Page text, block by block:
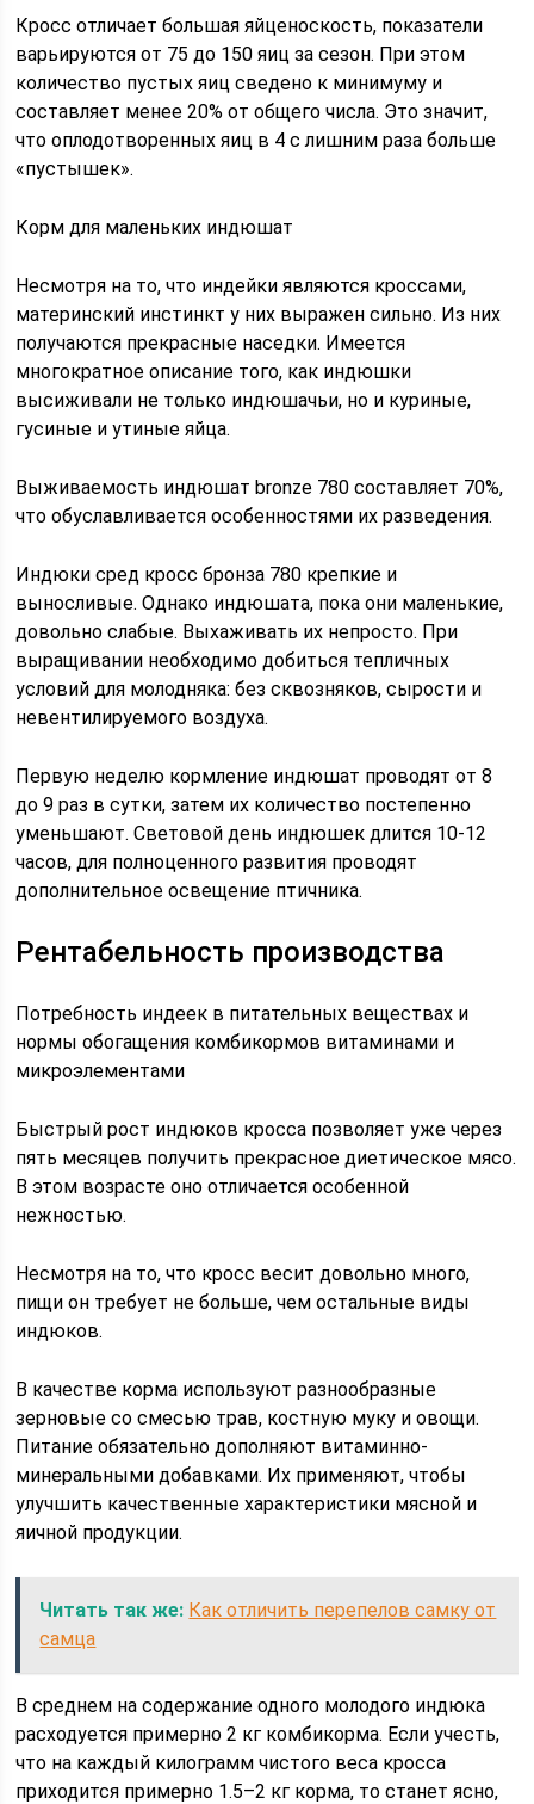
Кросс отличает большая яйценоскость, показатели
варьируются от 75 до 150 яиц за сезон. При этом
количество пустых яиц сведено к минимуму и
составляет менее 20% от общего числа. Это значит,
что оплодотворенных яиц в 4 с лишним раза больше
«пустышек».
Корм для маленьких индюшат
Несмотря на то, что индейки являются кроссами,
материнский инстинкт у них выражен сильно. Из них
получаются прекрасные наседки. Имеется
многократное описание того, как индюшки
высиживали не только индюшачьи, но и куриные,
гусиные и утиные яйца.
Выживаемость индюшат bronze 780 составляет 70%,
что обуславливается особенностями их разведения.
Индюки сред кросс бронза 780 крепкие и
выносливые. Однако индюшата, пока они маленькие,
довольно слабые. Выхаживать их непросто. При
выращивании необходимо добиться тепличных
условий для молодняка: без сквозняков, сырости и
невентилируемого воздуха.
Первую неделю кормление индюшат проводят от 8
до 9 раз в сутки, затем их количество постепенно
уменьшают. Световой день индюшек длится 10-12
часов, для полноценного развития проводят
дополнительное освещение птичника.
Рентабельность производства
Потребность индеек в питательных веществах и
нормы обогащения комбикормов витаминами и
микроэлементами
Быстрый рост индюков кросса позволяет уже через
пять месяцев получить прекрасное диетическое мясо.
В этом возрасте оно отличается особенной
нежностью.
Несмотря на то, что кросс весит довольно много,
пищи он требует не больше, чем остальные виды
индюков.
В качестве корма используют разнообразные
зерновые со смесью трав, костную муку и овощи.
Питание обязательно дополняют витаминно-
минеральными добавками. Их применяют, чтобы
улучшить качественные характеристики мясной и
яичной продукции.
Читать так же: Как отличить перепелов самку от
самца
В среднем на содержание одного молодого индюка
расходуется примерно 2 кг комбикорма. Если учесть,
что на каждый килограмм чистого веса кросса
приходится примерно 1.5–2 кг корма, то станет ясно,